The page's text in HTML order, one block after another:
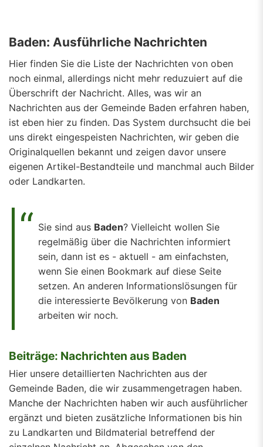
Baden: Ausführliche Nachrichten
Hier finden Sie die Liste der Nachrichten von oben
noch einmal, allerdings nicht mehr reduzuiert auf die
Überschrift der Nachricht. Alles, was wir an
Nachrichten aus der Gemeinde Baden erfahren haben,
ist eben hier zu finden. Das System durchsucht die bei
uns direkt eingespeisten Nachrichten, wir geben die
Originalquellen bekannt und zeigen davor unsere
eigenen Artikel-Bestandteile und manchmal auch Bilder
oder Landkarten.
Sie sind aus Baden? Vielleicht wollen Sie
regelmäßig über die Nachrichten informiert
sein, dann ist es - aktuell - am einfachsten,
wenn Sie einen Bookmark auf diese Seite
setzen. An anderen Informationslösungen für
die interessierte Bevölkerung von Baden
arbeiten wir noch.
Beiträge: Nachrichten aus Baden
Hier unsere detaillierten Nachrichten aus der
Gemeinde Baden, die wir zusammengetragen haben.
Manche der Nachrichten haben wir auch ausführlicher
ergänzt und bieten zusätzliche Informationen bis hin
zu Landkarten und Bildmaterial betreffend der